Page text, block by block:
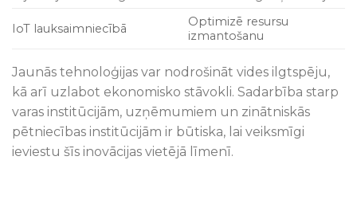
IoT lauksaimniecībā
Optimizē resursu
izmantošanu
Jaunās tehnoloģijas var nodrošināt vides ilgtspēju,
kā arī uzlabot ekonomisko stāvokli. Sadarbība starp
varas institūcijām, uzņēmumiem un zinātniskās
pētniecības institūcijām ir būtiska, lai veiksmīgi
ieviestu šīs inovācijas vietējā līmenī.